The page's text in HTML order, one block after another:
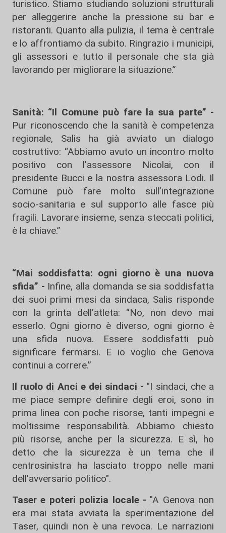
turistico. Stiamo studiando soluzioni strutturali
per alleggerire anche la pressione su bar e
ristoranti. Quanto alla pulizia, il tema è centrale
e lo affrontiamo da subito. Ringrazio i municipi,
gli assessori e tutto il personale che sta già
lavorando per migliorare la situazione.”
Sanità: “Il Comune può fare la sua parte” -
Pur riconoscendo che la sanità è competenza
regionale, Salis ha già avviato un dialogo
costruttivo: “Abbiamo avuto un incontro molto
positivo con l’assessore Nicolai, con il
presidente Bucci e la nostra assessora Lodi. Il
Comune può fare molto sull’integrazione
socio-sanitaria e sul supporto alle fasce più
fragili. Lavorare insieme, senza steccati politici,
è la chiave.”
“Mai soddisfatta: ogni giorno è una nuova
sfida” - Infine, alla domanda se sia soddisfatta
dei suoi primi mesi da sindaca, Salis risponde
con la grinta dell’atleta: “No, non devo mai
esserlo. Ogni giorno è diverso, ogni giorno è
una sfida nuova. Essere soddisfatti può
significare fermarsi. E io voglio che Genova
continui a correre.”
Il ruolo di Anci e dei sindaci - "I sindaci, che a
me piace sempre definire degli eroi, sono in
prima linea con poche risorse, tanti impegni e
moltissime responsabilità. Abbiamo chiesto
più risorse, anche per la sicurezza. E sì, ho
detto che la sicurezza è un tema che il
centrosinistra ha lasciato troppo nelle mani
dell’avversario politico".
Taser e poteri polizia locale - "A Genova non
era mai stata avviata la sperimentazione del
Taser, quindi non è una revoca. Le narrazioni